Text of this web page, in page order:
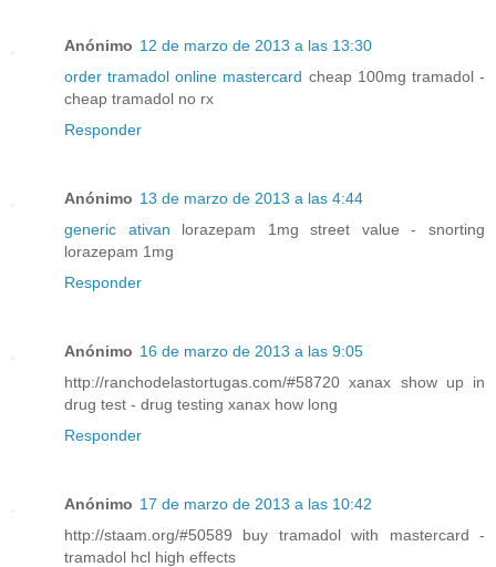
Anónimo 12 de marzo de 2013 a las 13:30
order tramadol online mastercard cheap 100mg tramadol -
cheap tramadol no rx
Responder
Anónimo 13 de marzo de 2013 a las 4:44
generic ativan lorazepam 1mg street value - snorting
lorazepam 1mg
Responder
Anónimo 16 de marzo de 2013 a las 9:05
http://ranchodelastortugas.com/#58720 xanax show up in
drug test - drug testing xanax how long
Responder
Anónimo 17 de marzo de 2013 a las 10:42
http://staam.org/#50589 buy tramadol with mastercard -
tramadol hcl high effects